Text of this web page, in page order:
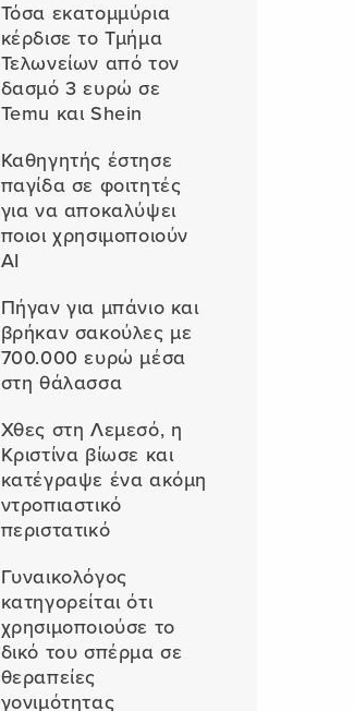
Τόσα εκατομμύρια
κέρδισε το Τμήμα
Τελωνείων από τον
δασμό 3 ευρώ σε
Temu και Shein
Καθηγητής έστησε
παγίδα σε φοιτητές
για να αποκαλύψει
ποιοι χρησιμοποιούν
AI
Πήγαν για μπάνιο και
βρήκαν σακούλες με
700.000 ευρώ μέσα
στη θάλασσα
Χθες στη Λεμεσό, η
Κριστίνα βίωσε και
κατέγραψε ένα ακόμη
ντροπιαστικό
περιστατικό
Γυναικολόγος
κατηγορείται ότι
χρησιμοποιούσε το
δικό του σπέρμα σε
θεραπείες
γονιμότητας